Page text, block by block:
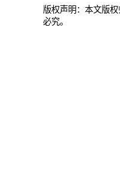
版权声明：本文版
必究。